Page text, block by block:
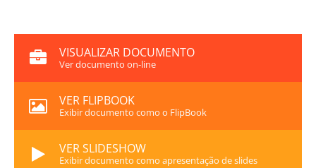
VISUALIZAR DOCUMENTO
Ver documento on-line
VER FLIPBOOK
Exibir documento como o FlipBook
VER SLIDESHOW
Exibir documento como apresentação de slides